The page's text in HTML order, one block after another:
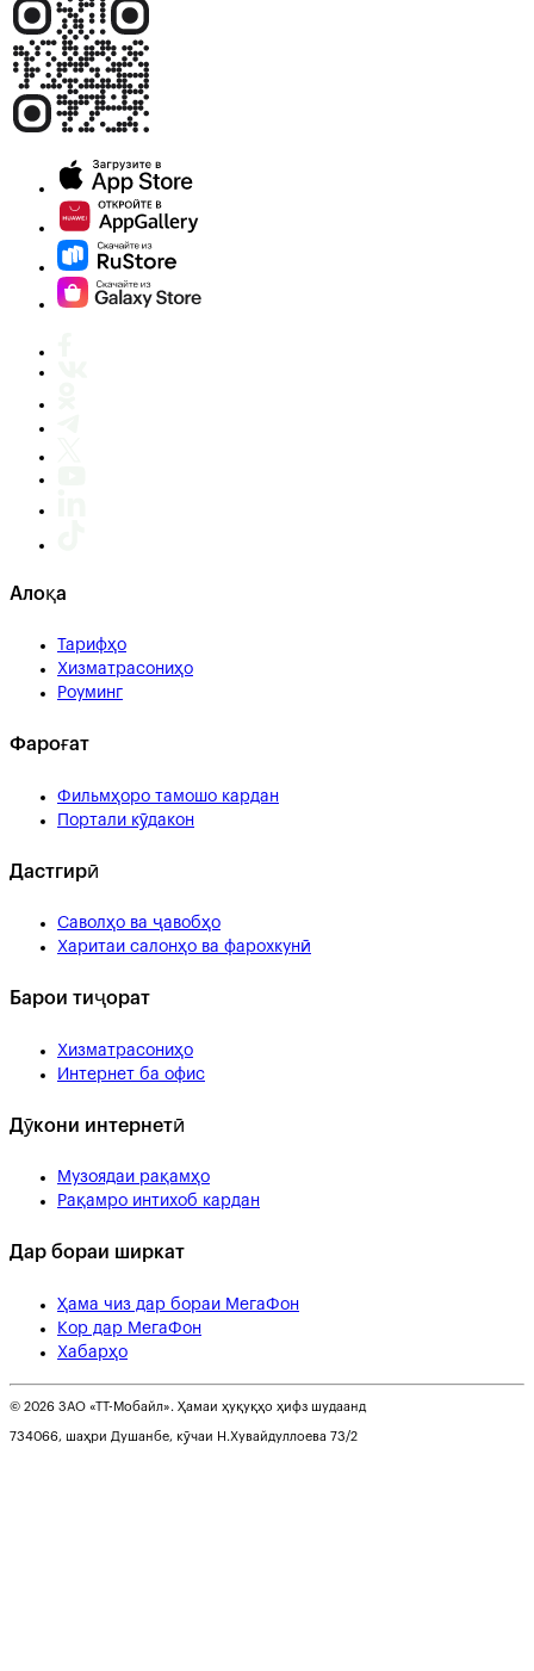
Алоқа
Тарифҳо
Хизматрасониҳо
Роуминг
Фароғат
Фильмҳоро тамошо кардан
Портали кӯдакон
Дастгирӣ
Саволҳо ва ҷавобҳо
Харитаи салонҳо ва фарохкунӣ
Барои тиҷорат
Хизматрасониҳо
Интернет ба офис
Дӯкони интернетӣ
Музоядаи рақамҳо
Рақамро интихоб кардан
Дар бораи ширкат
Ҳама чиз дар бораи МегаФон
Кор дар МегаФон
Хабарҳо
© 2026 ЗАО «ТТ-Мобайл». Ҳамаи ҳуқуқҳо ҳифз шудаанд
734066, шаҳри Душанбе, кӯчаи Н.Хувайдуллоева 73/2